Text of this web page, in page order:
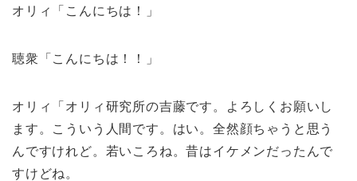
オリィ「こんにちは！」
聴衆「こんにちは！！」
オリィ「オリィ研究所の吉藤です。よろしくお願いし
ます。こういう人間です。はい。全然顔ちゃうと思う
んですけれど。若いころね。昔はイケメンだったんで
すけどね。